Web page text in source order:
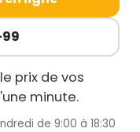
le prix de vos
minute.
de 9:00 à 18:30